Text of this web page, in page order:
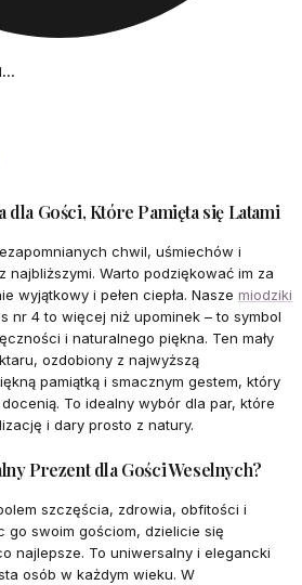
dla Gości, Które Pamięta się Latami
chwil, uśmiechów i
najbliższymi. Warto podziękować im za
wyjątkowy i pełen ciepła. Nasze miodziki
nr 4 to więcej niż upominek – to symbol
i naturalnego piękna. Ten mały
ozdobiony z najwyższą
pamiątką i smacznym gestem, który
To idealny wybór dla par, które
i dary prosto z natury.
Prezent dla Gości Weselnych?
szczęścia, zdrowia, obfitości i
go swoim gościom, dzielicie się
najlepsze. To uniwersalny i elegancki
osób w każdym wieku. W